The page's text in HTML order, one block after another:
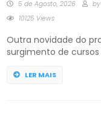
5 de Agosto, 2026 by
10125 Views
Outra novidade do
surgimento de
Centros de
LER MAIS